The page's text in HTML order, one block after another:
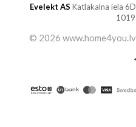
Evelekt AS Katlakalna iela
© 2026 www.home4you.lv